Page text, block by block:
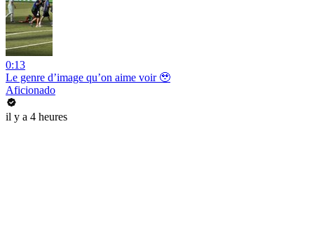
0:13
Le genre d’image qu’on aime voir 🥹
Aficionado
il y a 4 heures